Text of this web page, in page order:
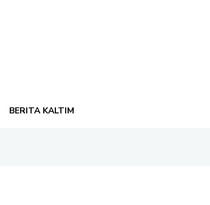
BERITA KALTIM